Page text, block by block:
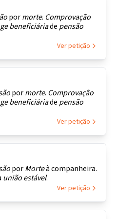
pormorte. Comprovação
beneficiáriade pensão
Ver petição
pormorte. Comprovação
beneficiáriade pensão
Ver petição
porMorteà companheira.
uniãoestável.
Ver petição